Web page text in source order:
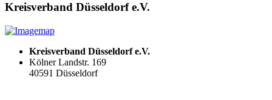
Kreisverband Düsseldorf e.V.
Kreisverband Düsseldorf e.V.
Kölner Landstr. 169
40591 Düsseldorf